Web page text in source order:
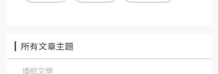
所有文章主題
情慾文學